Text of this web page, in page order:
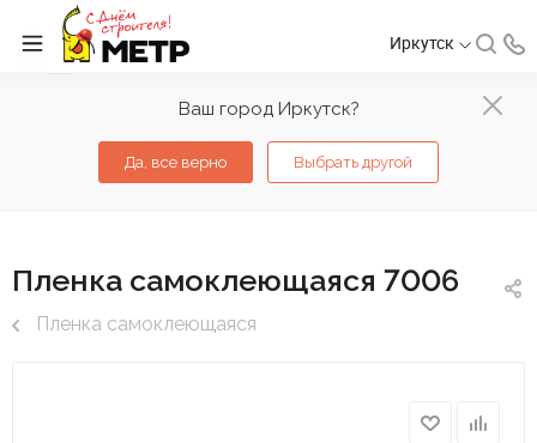
Ваш город Иркутск?
Да, все верно Выбрать другой
Иркутск
Пленка самоклеющаяся 7006
Пленка самоклеющаяся